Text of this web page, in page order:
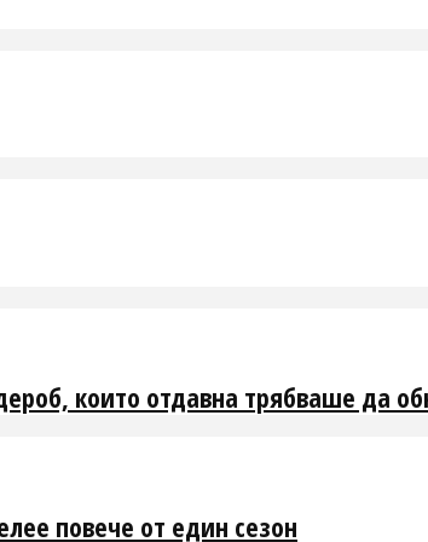
които отдавна трябваше да
повече от един сезон